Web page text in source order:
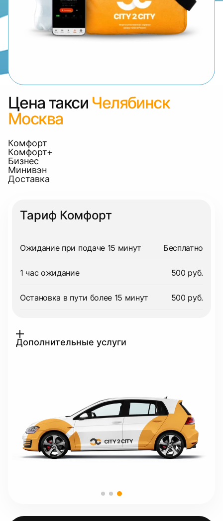
Цена такси Челябинск
Москва
Комфорт
Комфорт+
Бизнес
Минивэн
Доставка
Тариф Комфорт
Ожидание при подаче 15 минут Бесплатно
1 час ожидание 500 руб.
Остановка в пути более 15 минут 500 руб.
Дополнительные услуги